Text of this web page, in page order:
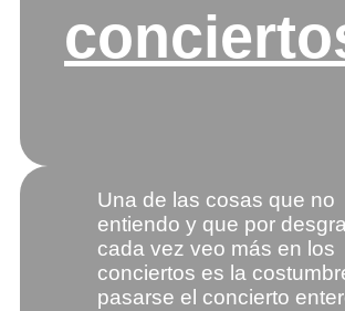
Una de las cosas que no
entiendo y que por
cada vez veo más en los
conciertos es la
pasarse el concierto